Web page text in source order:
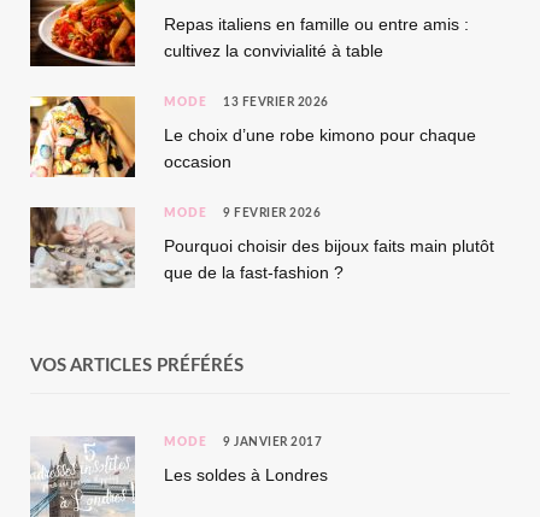
Repas italiens en famille ou entre amis :
cultivez la convivialité à table
MODE 13 FÉVRIER 2026
Le choix d’une robe kimono pour chaque
occasion
MODE 9 FÉVRIER 2026
Pourquoi choisir des bijoux faits main plutôt
que de la fast-fashion ?
VOS ARTICLES PRÉFÉRÉS
MODE 9 JANVIER 2017
Les soldes à Londres